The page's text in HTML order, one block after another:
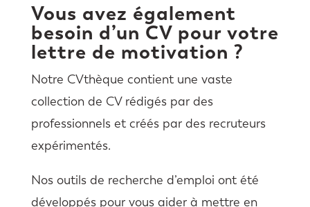
Vous avez également
besoin d’un CV pour votre
lettre de motivation ?
Notre CVthèque contient une vaste
collection de CV rédigés par des
professionnels et créés par des recruteurs
expérimentés.
Nos outils de recherche d’emploi ont été
développés pour vous aider à mettre en